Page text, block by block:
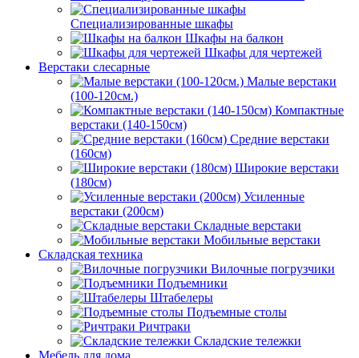
Специализированные шкафы
Шкафы на балкон
Шкафы для чертежей
Верстаки слесарные
Малые верстаки
(100-120см.)
Компактные
верстаки (140-150см)
Средние верстаки
(160см)
Широкие верстаки
(180см)
Усиленные
верстаки (200см)
Складные верстаки
Мобильные верстаки
Складская техника
Вилочные погрузчики
Подъемники
Штабелеры
Подъемные столы
Ричтраки
Складские тележки
Мебель для дома